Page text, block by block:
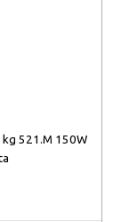
kg 521.M 150W